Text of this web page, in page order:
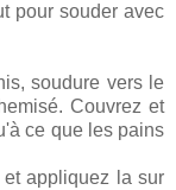
pour souder avec
soudure vers le
Couvrez et
ce que les pains
appliquez la sur